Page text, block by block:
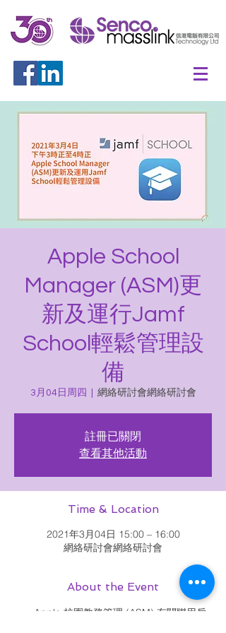
Apple School
Manager (ASM)更
新及運行Jamf
School輕鬆管理設
備
3月04日周四 網絡研討會網絡研討會
註冊已關閉
查看其他活動
Time & Location
2021年3月04日 15:00 – 16:00
網絡研討會網絡研討會
About the Event
Apple 校園教務管理 (ASM) 有關聯用戶